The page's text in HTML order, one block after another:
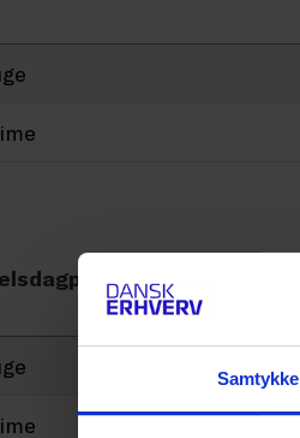
Samtykke
træder først i